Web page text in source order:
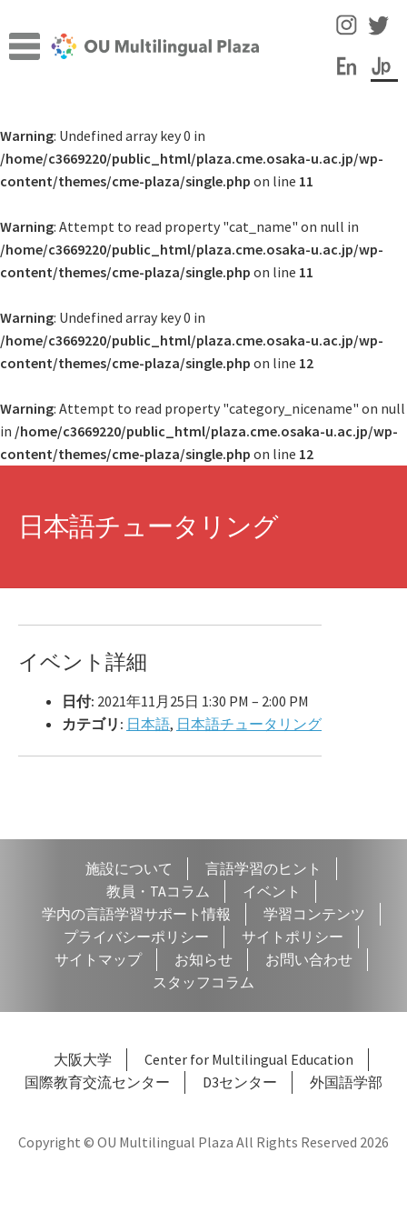
ナ
ビ
ョ
ン
へ
キ
ッ
プ
コ
ン
へ
ス
キ
プ
施設について
ブ
ー
スタッフコラム
教員・スタッフ紹介
学習コンテンツ
Warning: Undefined array key 0 in
/home/c3669220/public_html/plaza.cme.osaka-u.ac.jp/wp-
content/themes/cme-plaza/single.php on line 11
Warning: Attempt to read property "cat_name" on null in
/home/c3669220/public_html/plaza.cme.osaka-u.ac.jp/wp-
content/themes/cme-plaza/single.php on line 11
Warning: Undefined array key 0 in
/home/c3669220/public_html/plaza.cme.osaka-u.ac.jp/wp-
content/themes/cme-plaza/single.php on line 12
Warning: Attempt to read property "category_nicename" on null
in /home/c3669220/public_html/plaza.cme.osaka-u.ac.jp/wp-
content/themes/cme-plaza/single.php on line 12
日本語チュータリング
イベント詳細
日付: 2021年11月25日 1:30 PM – 2:00 PM
カテゴリ: 日本語, 日本語チュータリング
施設について
言語学習のヒント
教員・TAコラム
イベント
学内の言語学習サポート情報
学習コンテンツ
プライバシーポリシー
サイトポリシー
サイトマップ
お知らせ
お問い合わせ
スタッフコラム
大阪大学
Center for Multilingual Education
国際教育交流センター
D3センター 外国語学部
Copyright © OU Multilingual Plaza All Rights Reserved 2026